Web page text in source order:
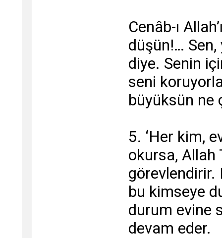
Cenâb-ı
düşün!… Sen,
diye. Senin
seni
büyüksün ne
5. ‘Her kim,
okursa, Allah
görevlendirir.
bu kimseye
durum evine
devam eder.